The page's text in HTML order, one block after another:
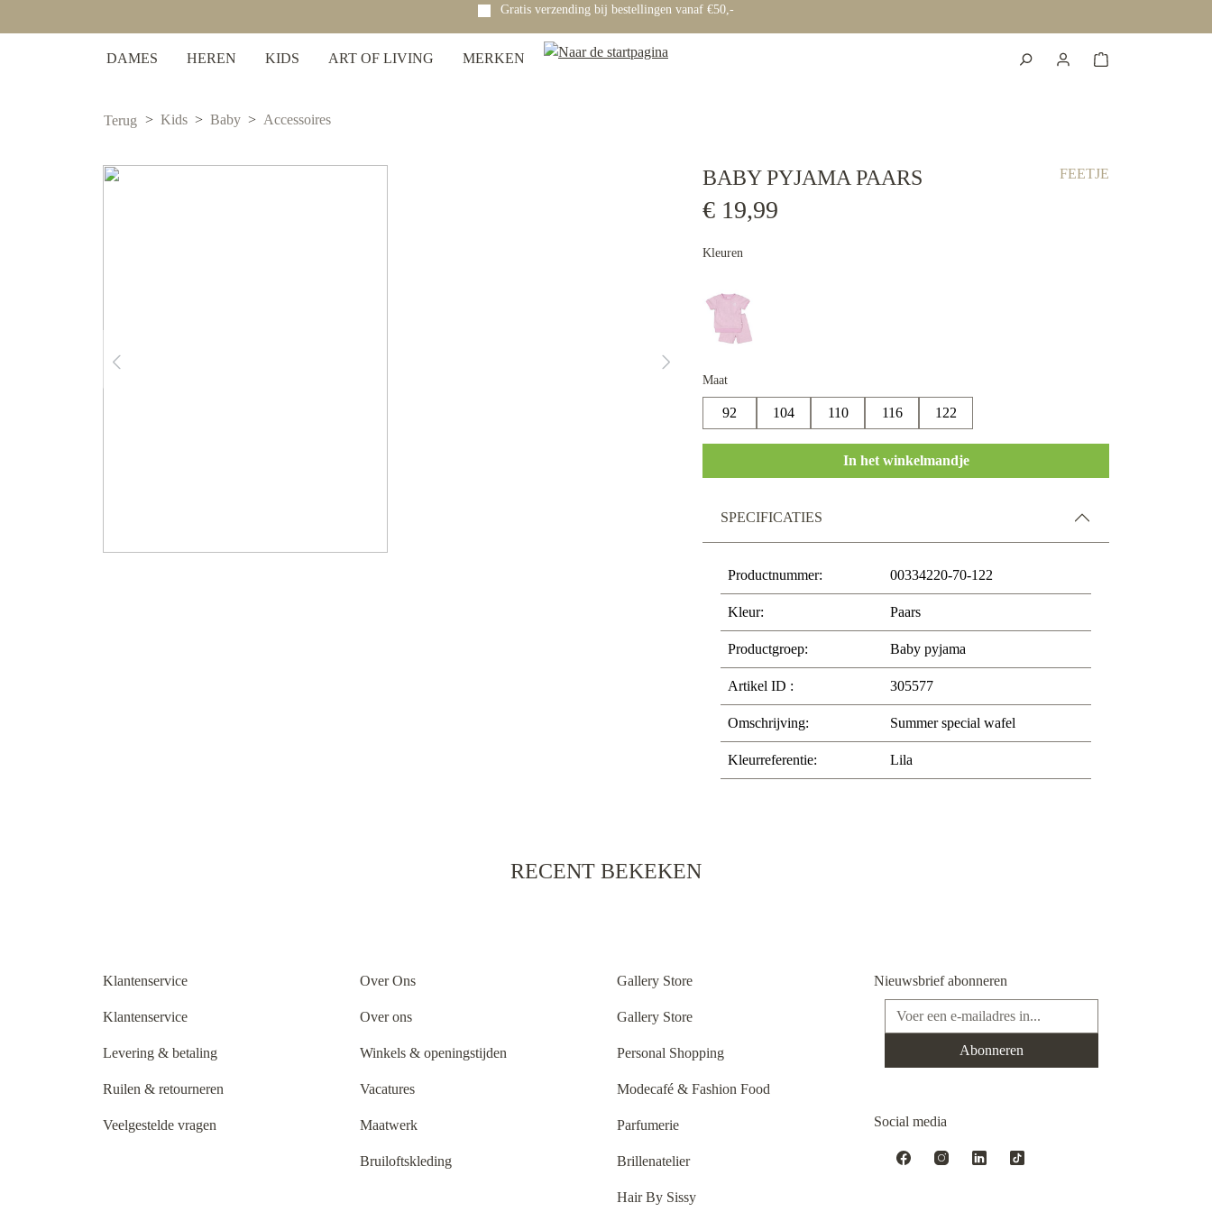
Gratis verzending bij bestellingen vanaf €50,-
DAMES HEREN KIDS ART OF LIVING MERKEN
Terug Kids Baby Accessoires
BABY PYJAMA PAARS FEETJE
€ 19,99
Kleuren
Maat
92 104 110 116 122
In het winkelmandje
SPECIFICATIES
Productnummer: 00334220-70-122
Kleur: Paars
Productgroep: Baby pyjama
Artikel ID : 305577
Omschrijving: Summer special wafel
Kleurreferentie: Lila
RECENT BEKEKEN
Klantenservice
Klantenservice
Levering & betaling
Ruilen & retourneren
Veelgestelde vragen
Over Ons
Over ons
Winkels & openingstijden
Vacatures
Maatwerk
Bruiloftskleding
Gallery Store
Gallery Store
Personal Shopping
Modecafé & Fashion Food
Parfumerie
Brillenatelier
Hair By Sissy
Nieuwsbrief abonneren
E-mailadres*
Abonneren
Social media